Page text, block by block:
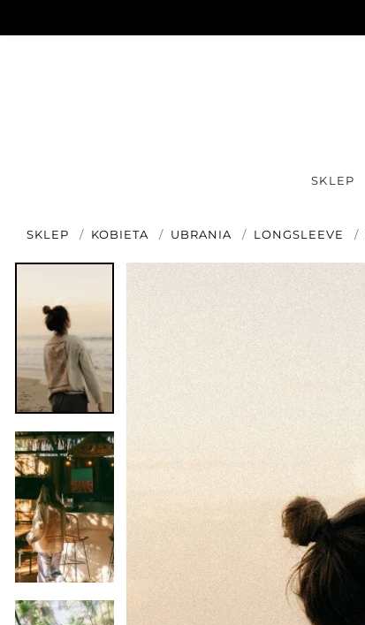
SKLEP
SKLEP KOBIETA UBRANIA LONGSLEEVE